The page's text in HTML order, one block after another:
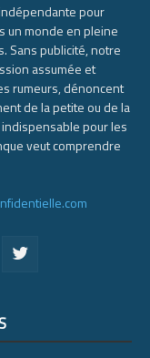
pour
un monde en pleine
Sans publicité, notre
assumée et
rumeurs, dénoncent
de la petite ou de la
indispensable pour les
veut comprendre